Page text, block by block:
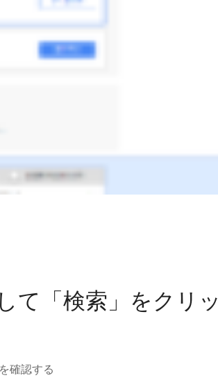
て「検索」をクリッ
確認する